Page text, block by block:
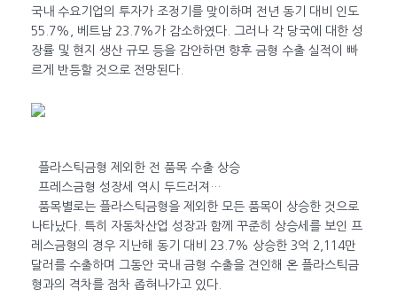
국내 수요기업의 투자가 조정기를 맞이하며 전년 동기 대비 인도
55.7%, 베트남 23.7%가 감소하였다. 그러나 각 당국에 대한 성
장률 및 현지 생산 규모 등을 감안하면 향후 금형 수출 실적이 빠
르게 반등할 것으로 전망된다.
플라스틱금형 제외한 전 품목 수출 상승
프레스금형 성장세 역시 두드러져…
품목별로는 플라스틱금형을 제외한 모든 품목이 상승한 것으로
나타났다. 특히 자동차산업 성장과 함께 꾸준히 상승세를 보인 프
레스금형의 경우 지난해 동기 대비 23.7% 상승한 3억 2,114만
달러를 수출하며 그동안 국내 금형 수출을 견인해 온 플라스틱금
형과의 격차를 점차 좁혀나가고 있다.